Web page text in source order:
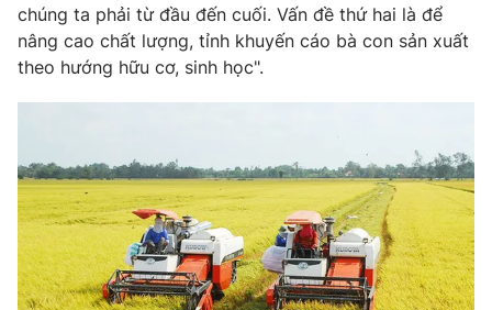
Emagazine Podcast
VTV Money VTV Thể thao
VTV Sức khoẻ Bất động sản
chúng ta phải từ đầu đến cuối. Vấn đề thứ hai là để
nâng cao chất lượng, tỉnh khuyến cáo bà con sản xuất
theo hướng hữu cơ, sinh học".